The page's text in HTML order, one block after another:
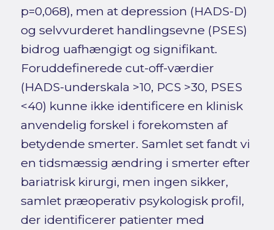
p=0,068), men at depression (HADS-D)
og selvvurderet handlingsevne (PSES)
bidrog uafhængigt og signifikant.
Foruddefinerede cut-off-værdier
(HADS-underskala >10, PCS >30, PSES
<40) kunne ikke identificere en klinisk
anvendelig forskel i forekomsten af
betydende smerter. Samlet set fandt vi
en tidsmæssig ændring i smerter efter
bariatrisk kirurgi, men ingen sikker,
samlet præoperativ psykologisk profil,
der identificerer patienter med